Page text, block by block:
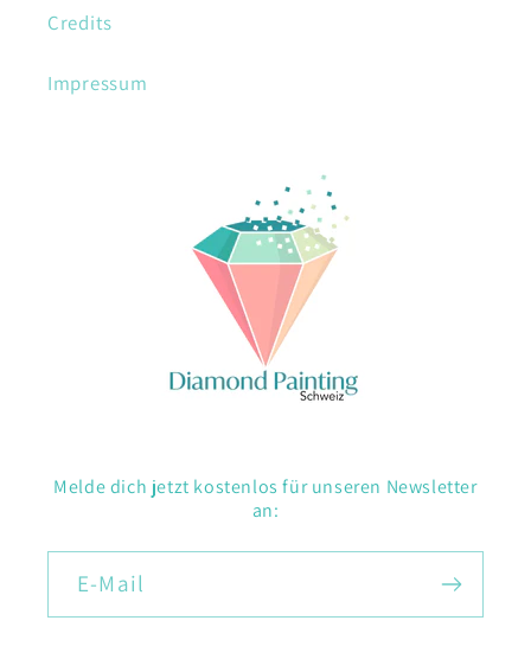
Credits
Impressum
Melde dich jetzt kostenlos für unseren Newsletter
an:
E-Mail